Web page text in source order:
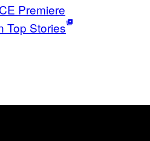
Premiere
Top Stories